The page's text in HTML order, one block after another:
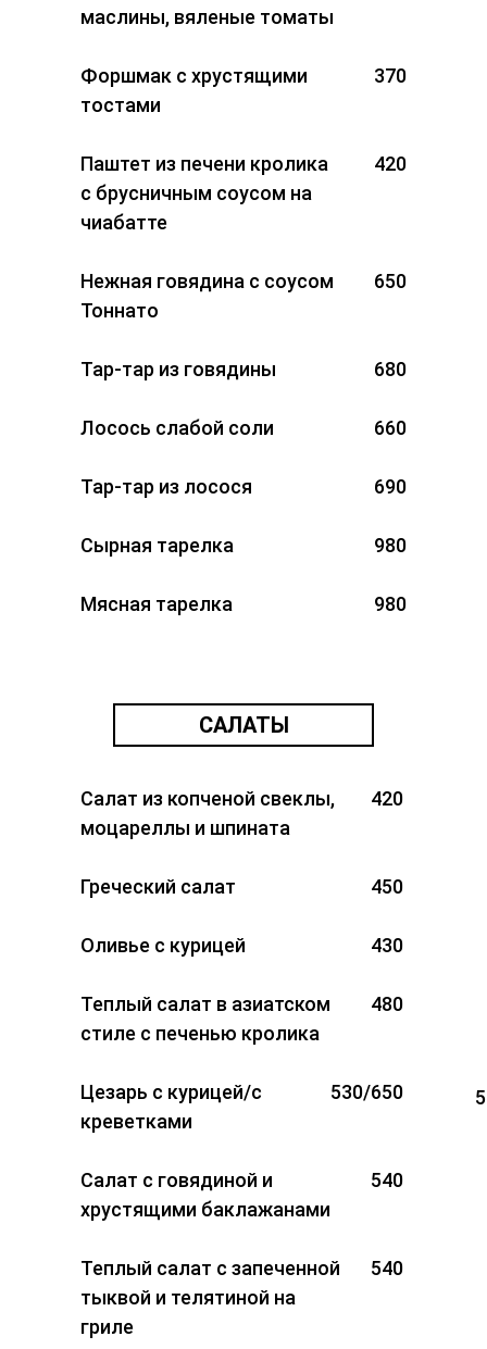
маслины, вяленые томаты
Форшмак с хрустящими
тостами
Паштет из печени кролика
с брусничным соусом на
чиабатте
Нежная говядина с соусом
Тоннато
Тар-тар из говядины
Лосось слабой соли
Тар-тар из лосося
Сырная тарелка
Мясная тарелка
370
420
650
680
660
690
980
980
САЛАТЫ
Салат из копченой свеклы,
моцареллы и шпината
Греческий салат
Оливье с курицей
Теплый салат в азиатском
стиле с печенью кролика
Цезарь с курицей/с
креветками
Салат с говядиной и
хрустящими баклажанами
Теплый салат с запеченной
тыквой и телятиной на
гриле
420
450
430
480
530/650
540
540